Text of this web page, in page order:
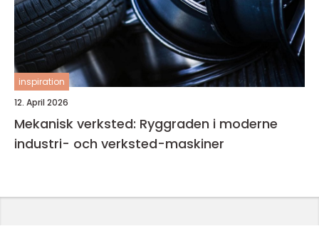
inspiration
12. April 2026
Mekanisk verksted: Ryggraden i moderne
industri- och verksted-maskiner